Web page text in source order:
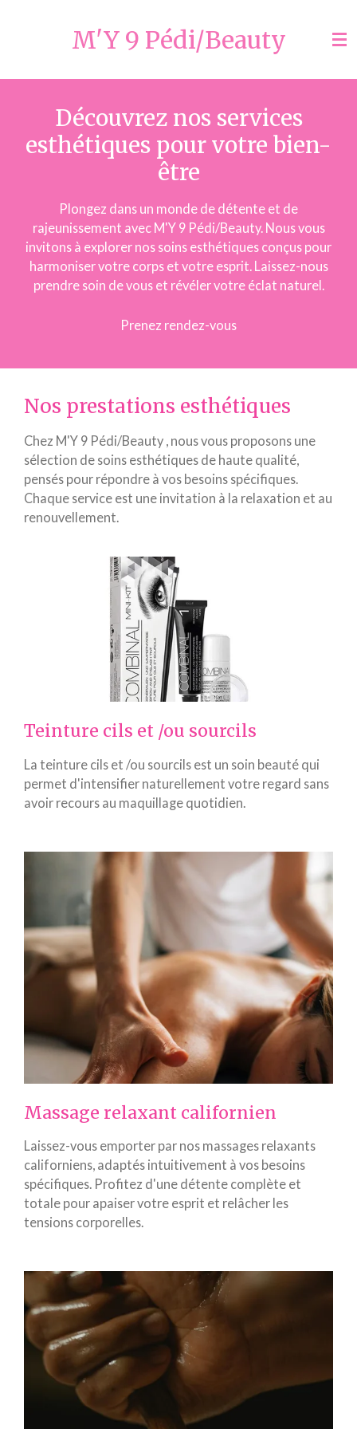
M'Y 9 Pédi/Beauty
Découvrez nos services
esthétiques pour votre bien-
être
Plongez dans un monde de détente et de
rajeunissement avec M'Y 9 Pédi/Beauty. Nous vous
invitons à explorer nos soins esthétiques conçus pour
harmoniser votre corps et votre esprit. Laissez-nous
prendre soin de vous et révéler votre éclat naturel.
Prenez rendez-vous
Nos prestations esthétiques
Chez M'Y 9 Pédi/Beauty , nous vous proposons une
sélection de soins esthétiques de haute qualité,
pensés pour répondre à vos besoins spécifiques.
Chaque service est une invitation à la relaxation et au
renouvellement.
Teinture cils et /ou sourcils
La teinture cils et /ou sourcils est un soin beauté qui
permet d'intensifier naturellement votre regard sans
avoir recours au maquillage quotidien.
Massage relaxant californien
Laissez-vous emporter par nos massages relaxants
californiens, adaptés intuitivement à vos besoins
spécifiques. Profitez d'une détente complète et
totale pour apaiser votre esprit et relâcher les
tensions corporelles.